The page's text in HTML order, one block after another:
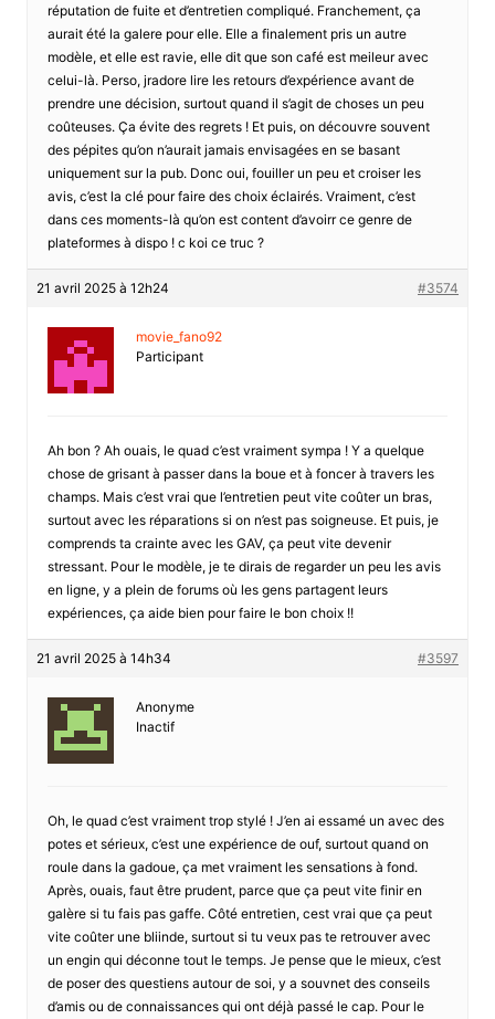
réputation de fuite et d’entretien compliqué. Franchement, ça
aurait été la galere pour elle. Elle a finalement pris un autre
modèle, et elle est ravie, elle dit que son café est meileur avec
celui-là. Perso, jradore lire les retours d’expérience avant de
prendre une décision, surtout quand il s’agit de choses un peu
coûteuses. Ça évite des regrets ! Et puis, on découvre souvent
des pépites qu’on n’aurait jamais envisagées en se basant
uniquement sur la pub. Donc oui, fouiller un peu et croiser les
avis, c’est la clé pour faire des choix éclairés. Vraiment, c’est
dans ces moments-là qu’on est content d’avoirr ce genre de
plateformes à dispo ! c koi ce truc ?
21 avril 2025 à 12h24 #3574
movie_fano92
Participant
Ah bon ? Ah ouais, le quad c’est vraiment sympa ! Y a quelque
chose de grisant à passer dans la boue et à foncer à travers les
champs. Mais c’est vrai que l’entretien peut vite coûter un bras,
surtout avec les réparations si on n’est pas soigneuse. Et puis, je
comprends ta crainte avec les GAV, ça peut vite devenir
stressant. Pour le modèle, je te dirais de regarder un peu les avis
en ligne, y a plein de forums où les gens partagent leurs
expériences, ça aide bien pour faire le bon choix !!
21 avril 2025 à 14h34 #3597
Anonyme
Inactif
Oh, le quad c’est vraiment trop stylé ! J’en ai essamé un avec des
potes et sérieux, c’est une expérience de ouf, surtout quand on
roule dans la gadoue, ça met vraiment les sensations à fond.
Après, ouais, faut être prudent, parce que ça peut vite finir en
galère si tu fais pas gaffe. Côté entretien, cest vrai que ça peut
vite coûter une bliinde, surtout si tu veux pas te retrouver avec
un engin qui déconne tout le temps. Je pense que le mieux, c’est
de poser des questiens autour de soi, y a souvnet des conseils
d’amis ou de connaissances qui ont déjà passé le cap. Pour le